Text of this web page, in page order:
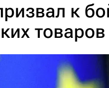
к
товаров